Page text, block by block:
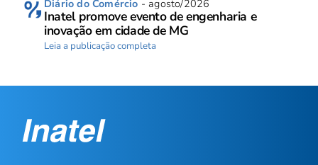
Diário do Comércio - agosto/2026
Inatel promove evento de engenharia e
inovação em cidade de MG
Leia a publicação completa